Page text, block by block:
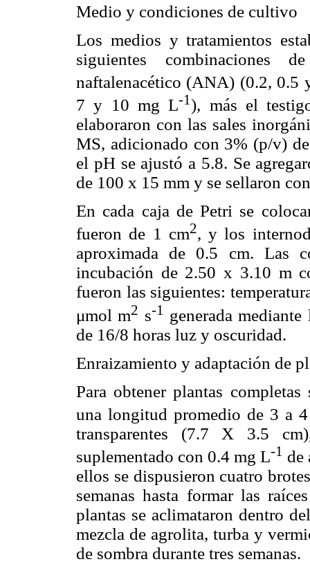
Medio y condiciones de cultivo
Los medios y tratamientos
siguientes combinaciones
naftalenacético (ANA) (0.2, 0.5
7 y 10 mg L-1), más el
elaboraron con las sales
MS, adicionado con 3% (p/v)
el pH se ajustó a 5.8. Se
de 100 x 15 mm y se sellaron
En cada caja de Petri se
fueron de 1 cm2, y los
aproximada de 0.5 cm. Las
incubación de 2.50 x 3.10 m
fueron las siguientes:
μmol m2 s-1 generada
de 16/8 horas luz y oscuridad.
Enraizamiento y adaptación de
Para obtener plantas
una longitud promedio de 3 a
transparentes (7.7 X 3.5
suplementado con 0.4 mg L-1 de
ellos se dispusieron cuatro
semanas hasta formar las
plantas se aclimataron dentro
mezcla de agrolita, turba y
de sombra durante tres semanas.